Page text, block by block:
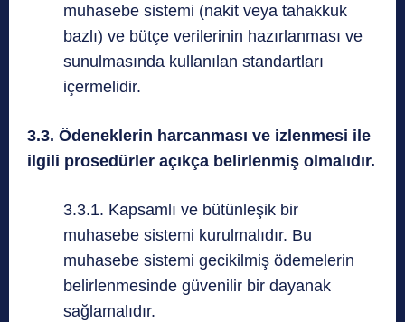
muhasebe sistemi (nakit veya tahakkuk
bazlı) ve bütçe verilerinin hazırlanması ve
sunulmasında kullanılan standartları
içermelidir.
3.3. Ödeneklerin harcanması ve izlenmesi ile
ilgili prosedürler açıkça belirlenmiş olmalıdır.
3.3.1. Kapsamlı ve bütünleşik bir
muhasebe sistemi kurulmalıdır. Bu
muhasebe sistemi gecikilmiş ödemelerin
belirlenmesinde güvenilir bir dayanak
sağlamalıdır.